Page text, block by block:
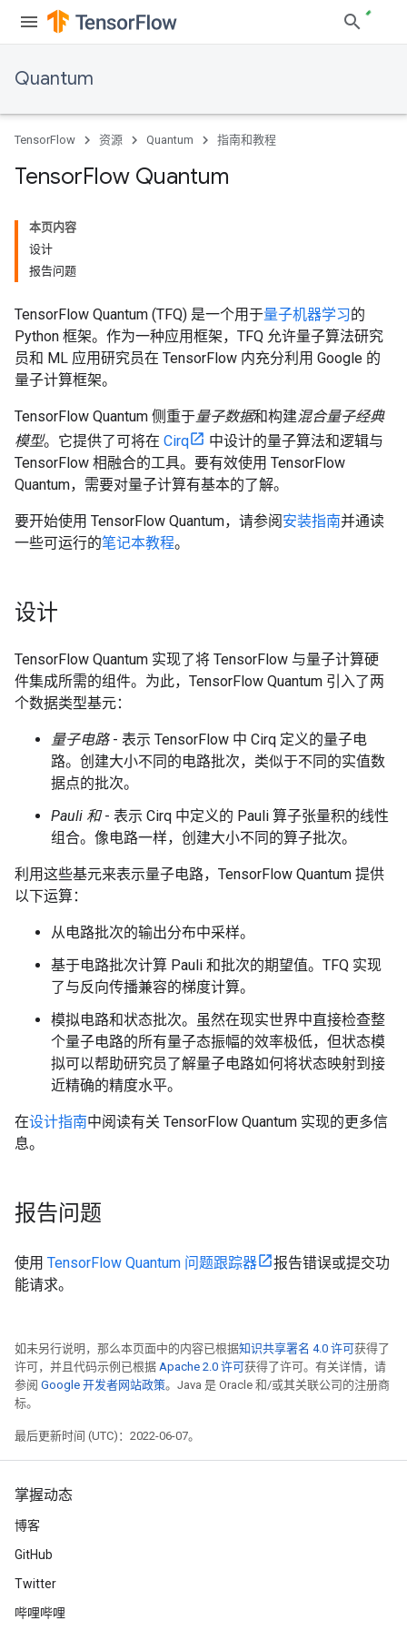
Quantum
TensorFlow 资源 Quantum 指南和教程
TensorFlow Quantum
本页内容
设计
报告问题
TensorFlow Quantum (TFQ) 是一个用于量子机器学习的
Python 框架。作为一种应用框架，TFQ 允许量子算法研究
员和 ML 应用研究员在 TensorFlow 内充分利用 Google 的
量子计算框架。
TensorFlow Quantum 侧重于量子数据和构建混合量子经典
模型。它提供了可将在 Cirq
中设计的量子算法和逻辑与
TensorFlow 相融合的工具。要有效使用 TensorFlow
Quantum，需要对量子计算有基本的了解。
要开始使用 TensorFlow Quantum，请参阅安装指南并通读
一些可运行的笔记本教程。
设计
TensorFlow Quantum 实现了将 TensorFlow 与量子计算硬
件集成所需的组件。为此，TensorFlow Quantum 引入了两
个数据类型基元：
量子电路- 表示 TensorFlow 中 Cirq 定义的量子电
路。创建大小不同的电路批次，类似于不同的实值数
据点的批次。
Pauli 和- 表示 Cirq 中定义的 Pauli 算子张量积的线性
组合。像电路一样，创建大小不同的算子批次。
利用这些基元来表示量子电路，TensorFlow Quantum 提供
以下运算：
从电路批次的输出分布中采样。
基于电路批次计算 Pauli 和批次的期望值。TFQ 实现
了与反向传播兼容的梯度计算。
模拟电路和状态批次。虽然在现实世界中直接检查整
个量子电路的所有量子态振幅的效率极低，但状态模
拟可以帮助研究员了解量子电路如何将状态映射到接
近精确的精度水平。
在设计指南中阅读有关 TensorFlow Quantum 实现的更多信
息。
报告问题
使用 TensorFlow Quantum 问题跟踪器
报告错误或提交功
能请求。
如未另行说明，那么本页面中的内容已根据知识共享署名 4.0 许可获得了
许可，并且代码示例已根据 Apache 2.0 许可获得了许可。有关详情，请
参阅 Google 开发者网站政策。Java 是 Oracle 和/或其关联公司的注册商
标。
最后更新时间 (UTC)：2022-06-07。
掌握动态
博客
GitHub
Twitter
哔哩哔哩